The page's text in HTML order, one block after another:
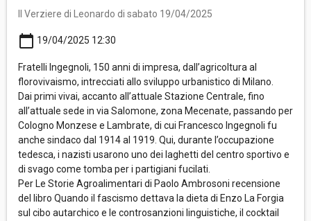
Il Verziere di Leonardo di sabato 19/04/2025
calendar_today 19/04/2025 12:30
Fratelli Ingegnoli, 150 anni di impresa, dall’agricoltura al
florovivaismo, intrecciati allo sviluppo urbanistico di Milano.
Dai primi vivai, accanto all’attuale Stazione Centrale, fino
all’attuale sede in via Salomone, zona Mecenate, passando per
Cologno Monzese e Lambrate, di cui Francesco Ingegnoli fu
anche sindaco dal 1914 al 1919. Qui, durante l’occupazione
tedesca, i nazisti usarono uno dei laghetti del centro sportivo e
di svago come tomba per i partigiani fucilati.
Per Le Storie Agroalimentari di Paolo Ambrosoni recensione
del libro Quando il fascismo dettava la dieta di Enzo La Forgia
sul cibo autarchico e le controsanzioni linguistiche, il cocktail